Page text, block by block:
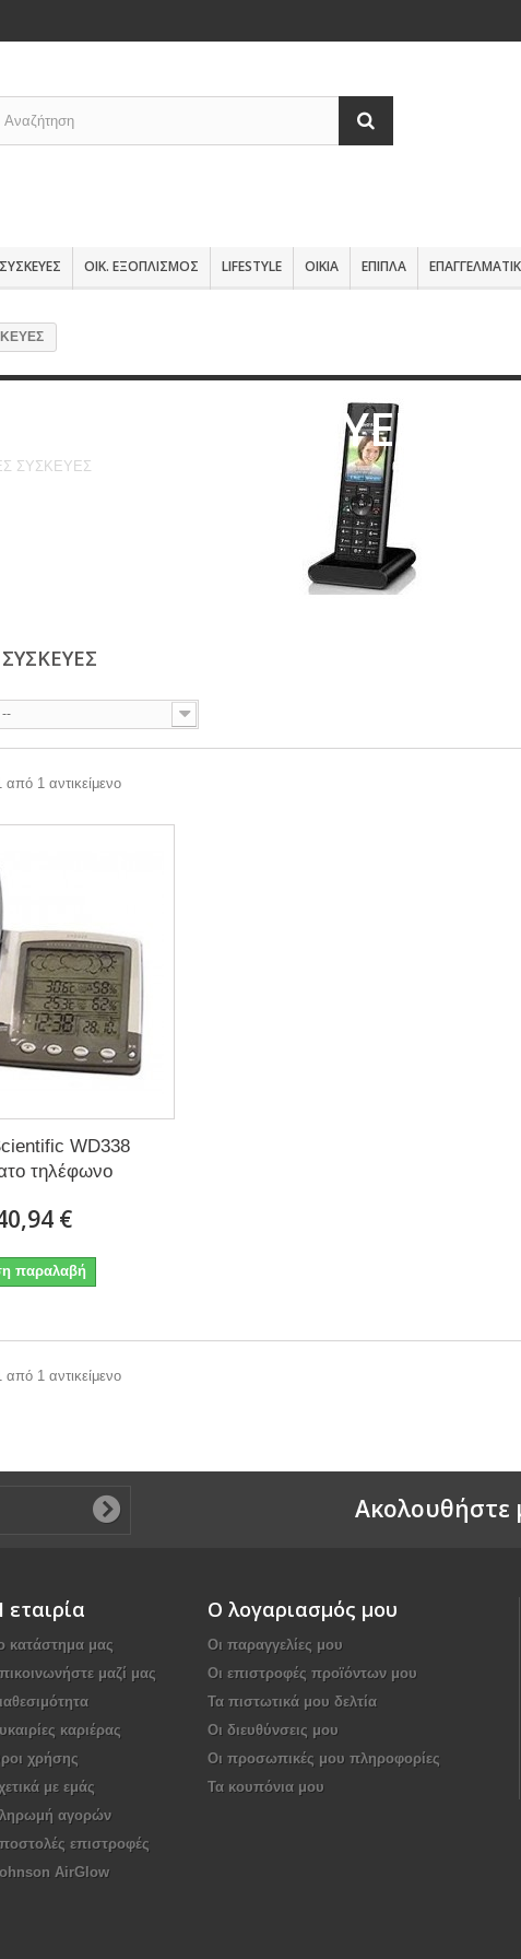
ΟΙΚ. ΕΞΟΠΛΙΣΜΟΣ LIFESTYLE ΟΙΚΙΑ ΕΠΙΠΛΑ
ΣΥΣΚΕΥΕΣ
ΣΥΣΚΕΥΕΣ
--
1 αντικείμενο
WD338
τηλέφωνο
€
παραλαβή
1 αντικείμενο
Aκολουθήστε
εταιρία
κατάστημα μας
μαζί μας
καριέρας
χρήσης
με εμάς
αγορών
επιστροφές
AirGlow
Ο λογαριασμός μου
Οι παραγγελίες μου
Οι επιστροφές προϊόντων μου
Τα πιστωτικά μου δελτία
Οι διευθύνσεις μου
Οι προσωπικές μου πληροφορίες
Τα κουπόνια μου